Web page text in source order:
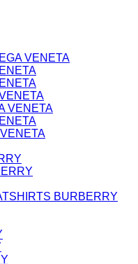
VENETA
VENETA
BURBERRY